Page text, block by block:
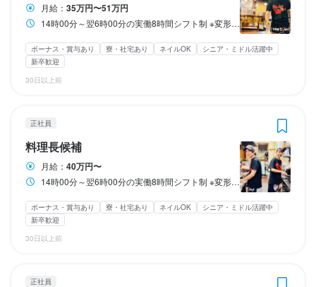
月給： 35万円〜51万円
14時00分～翌6時00分の実働8時間シフト制 ※変形労働制もあり ※店舗により勤務時間帯は相談の上決定いたします ※休憩時間あり ☆変形労働時間制も選択可能 ※出勤日数ではなく時間で管理し希望のワークスタイルに沿って働ける制度 ☆完全週休2日制+1日6時間勤務の時短社員制度も有り ※詳細は面接時もしくは応募時にご質問ください！
ボーナス・賞与あり 寮・社宅あり ネイルOK
シニア・ミドル活躍中
新卒歓迎
30日以上前
正社員
料理長候補
月給： 40万円〜
14時00分～翌6時00分の実働8時間シフト制 ※変形労働制もあり ※店舗により勤務時間帯は相談の上決定いたします ※休憩時間あり ☆変形労働時間制も選択可能 ※出勤日数ではなく時間で管理し希望のワークスタイルに沿って働ける制度 ☆完全週休2日制+1日6時間勤務の時短社員制度も有り ※詳細は面接時もしくは応募時にご質問ください！
ボーナス・賞与あり 寮・社宅あり ネイルOK
シニア・ミドル活躍中
新卒歓迎
30日以上前
正社員
固定残業代
上記額には固定残業代(月45時間分、91,185円分)を含みます。
※超過分は全額支給いたします。
給与補足
▶想定年収 5,150,000円 ～ 8,300,000円
▶平均年収 6,289,664円（入社1年未満を除く）
▶平均賞与支給額 1,115,787円（最高支給実績150万円）
▶平均月収／341,154円（未経験者を含む）
収入例
＜年収例＞
年収516万円／入社2年目／22歳社員
・飲食業界完全未経験者の場合
給与：月給 320,000円 ～
上記額には(月45時間分・72,948円分)の固定残業代を含みます。
※超過分は全額支給いたします。
ます。
※超過分は全額支給いたします。
給与補足
賞与年2回　※最高支給実績150万円！
▶想定年収 5,150,000円 ～ 8,300,000円
▶平均賞与支給額 1,115,787円（最高支給実績150万円）
固定残業代
上記額には固定残業代(月45時間分、91,185円分)を含みます。
※超過分は全額支給いたします。
給与補足
▶想定年収 5,150,000円 ～ 8,300,000円
▶平均年収 6,289,664円（入社1年未満を除く）
▶平均賞与支給額 1,115,787円（最高支給実績150万円）
▶平均月収／341,154円（未経験者を含む）
収入例
＜年収例＞
年収516万円／入社2年目／22歳社員
・飲食業界完全未経験者の場合
給与：月給 320,000円 ～
上記額には(月45時間分・72,948円分)の固定残業代を含みます。
※超過分は全額支給いたします。
ます。
※超過分は全額支給いたします。
給与補足
賞与年2回　※最高支給実績150万円！
▶想定年収 5,150,000円 ～ 8,300,000円
▶平均賞与支給額 1,115,787円（最高支給実績150万円）